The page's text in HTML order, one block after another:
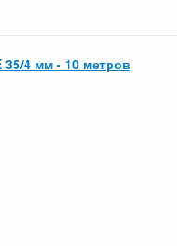
35/4 мм - 10 метров